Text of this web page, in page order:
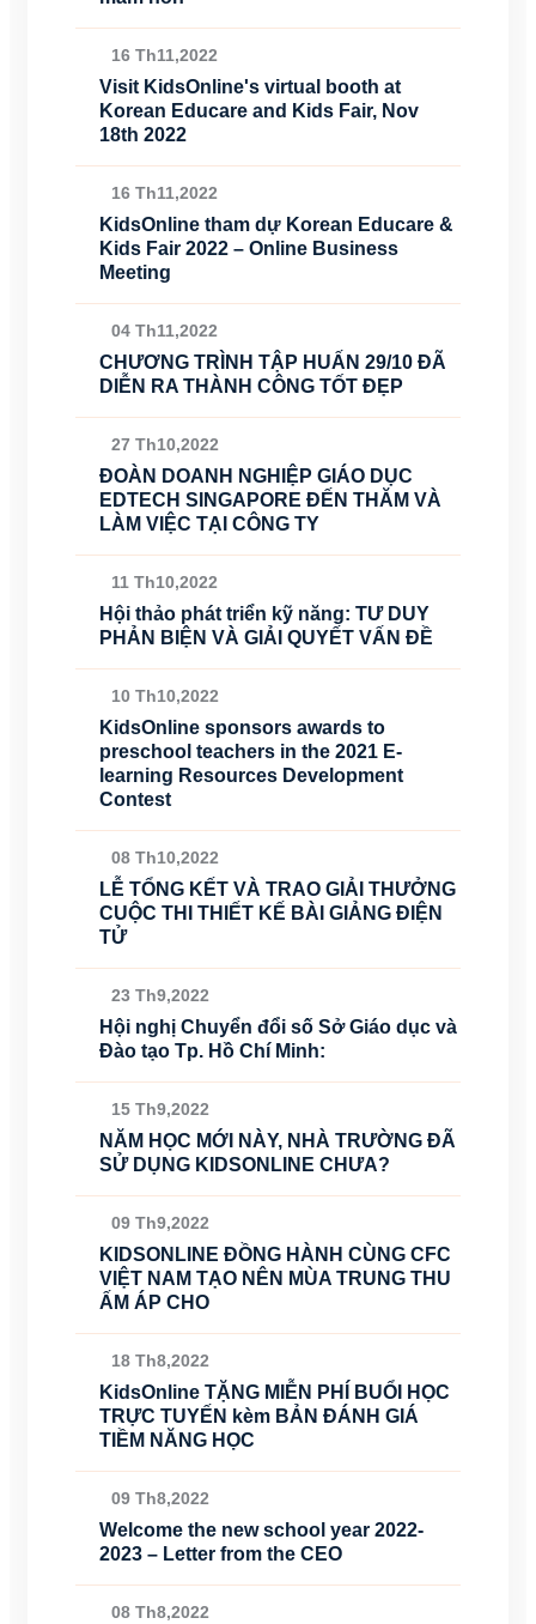
16 Th11,2022
Visit KidsOnline's virtual booth at
Korean Educare and Kids Fair, Nov
18th 2022
16 Th11,2022
KidsOnline tham dự Korean Educare &
Kids Fair 2022 – Online Business
Meeting
04 Th11,2022
CHƯƠNG TRÌNH TẬP HUẤN 29/10 ĐÃ
DIỄN RA THÀNH CÔNG TỐT ĐẸP
27 Th10,2022
ĐOÀN DOANH NGHIỆP GIÁO DỤC
EDTECH SINGAPORE ĐẾN THĂM VÀ
LÀM VIỆC TẠI CÔNG TY
11 Th10,2022
Hội thảo phát triển kỹ năng: TƯ DUY
PHẢN BIỆN VÀ GIẢI QUYẾT VẤN ĐỀ
10 Th10,2022
KidsOnline sponsors awards to
preschool teachers in the 2021 E-
learning Resources Development
Contest
08 Th10,2022
LỄ TỔNG KẾT VÀ TRAO GIẢI THƯỞNG
CUỘC THI THIẾT KẾ BÀI GIẢNG ĐIỆN
TỬ
23 Th9,2022
Hội nghị Chuyển đổi số Sở Giáo dục và
Đào tạo Tp. Hồ Chí Minh:
15 Th9,2022
NĂM HỌC MỚI NÀY, NHÀ TRƯỜNG ĐÃ
SỬ DỤNG KIDSONLINE CHƯA?
09 Th9,2022
KIDSONLINE ĐỒNG HÀNH CÙNG CFC
VIỆT NAM TẠO NÊN MÙA TRUNG THU
ẤM ÁP CHO
18 Th8,2022
KidsOnline TẶNG MIỄN PHÍ BUỔI HỌC
TRỰC TUYẾN kèm BẢN ĐÁNH GIÁ
TIỀM NĂNG HỌC
09 Th8,2022
Welcome the new school year 2022-
2023 – Letter from the CEO
08 Th8,2022